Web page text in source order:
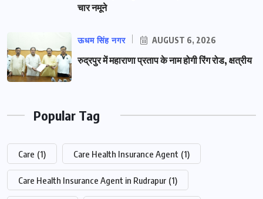
चार नमूने
ऊधम सिंह नगर AUGUST 6, 2026
रुद्रपुर में महाराणा प्रताप के नाम होगी रिंग रोड, क्षत्रीय
Popular Tag
Care (1) Care Health Insurance Agent (1)
Care Health Insurance Agent in Rudrapur (1)